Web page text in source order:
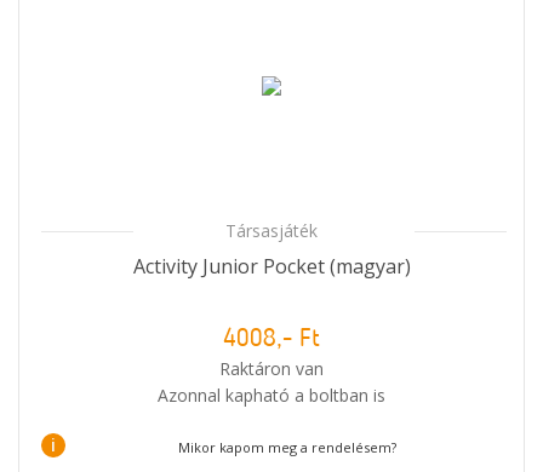
Társasjáték
Activity Junior Pocket (magyar)
4008,- Ft
Raktáron van
Azonnal kapható a boltban is
i Mikor kapom meg a rendelésem?